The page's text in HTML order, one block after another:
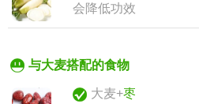
会降低功效
与大麦搭配的食物
大麦+枣